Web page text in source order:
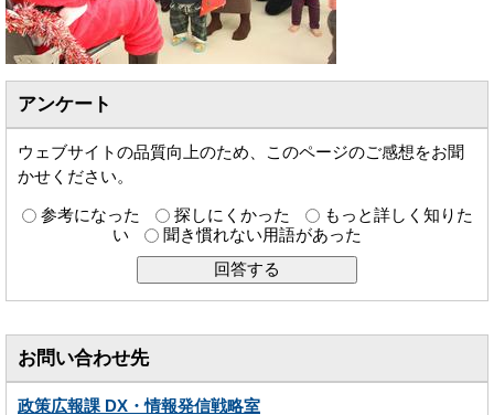
アンケート
ウェブサイトの品質向上のため、このページのご感想をお聞
かせください。
参考になった 探しにくかった
もっと詳しく知りた
い
聞き慣れない用語があった
お問い合わせ先
政策広報課 DX・情報発信戦略室